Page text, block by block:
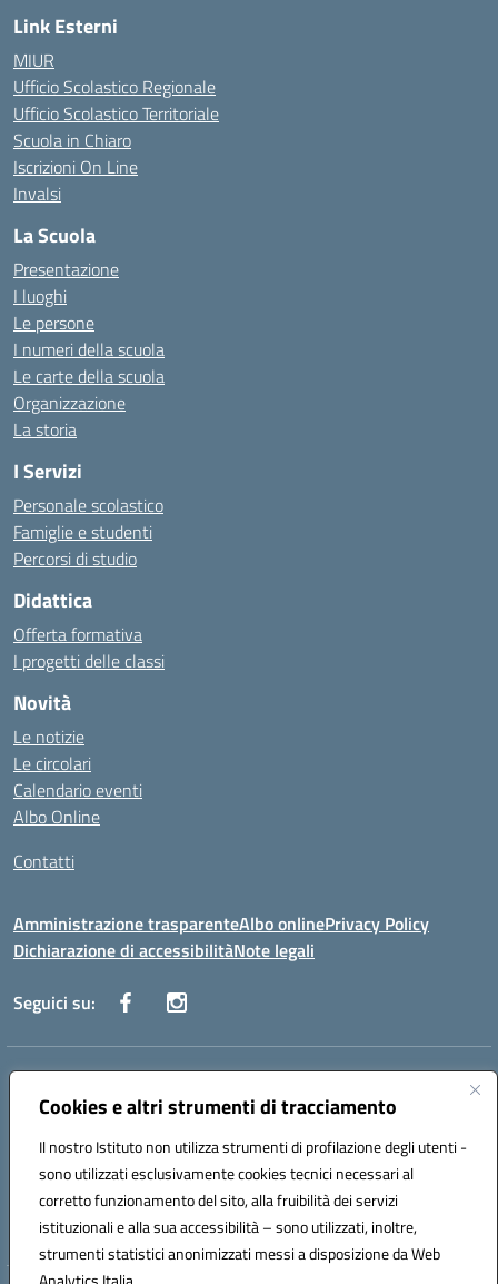
Cookies e altri strumenti di tracciamento
Il nostro Istituto non utilizza strumenti di profilazione degli utenti -
sono utilizzati esclusivamente cookies tecnici necessari al
corretto funzionamento del sito, alla fruibilità dei servizi
istituzionali e alla sua accessibilità – sono utilizzati, inoltre,
strumenti statistici anonimizzati messi a disposizione da Web
Link Esterni
MIUR
Ufficio Scolastico Regionale
Ufficio Scolastico Territoriale
Scuola in Chiaro
Iscrizioni On Line
Invalsi
La Scuola
Presentazione
I luoghi
Le persone
I numeri della scuola
Le carte della scuola
Organizzazione
La storia
I Servizi
Personale scolastico
Famiglie e studenti
Percorsi di studio
Didattica
Offerta formativa
I progetti delle classi
Novità
Le notizie
Le circolari
Calendario eventi
Albo Online
Contatti
Amministrazione trasparenteAlbo onlinePrivacy Policy
Dichiarazione di accessibilitàNote legali
Seguici su:
Indirizzo:
Centralino:0881636571 Email:fgps040004@istruzione.it
Codice fiscale: 80031370713
Codice meccanografico:
FGPS040004
Codice Indice delle Pubbliche Amministrazioni (IPA): istsc_fgps040004